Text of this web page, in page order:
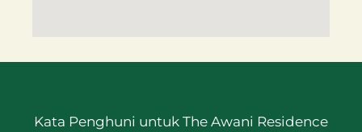
Kata Penghuni untuk The Awani Residence